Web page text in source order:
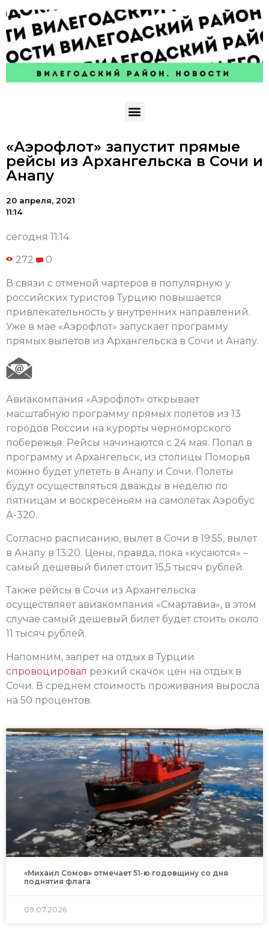
«Аэрофлот» запустит прямые
рейсы из Архангельска в Сочи и
Анапу
20 апреля, 2021
11:14
сегодня 11:14
272 0
В связи с отменой чартеров в популярную у
российских туристов Турцию повышается
привлекательность у внутренних направлений.
Уже в мае «Аэрофлот» запускает программу
прямых вылетов из Архангельска в Сочи и Анапу.
Авиакомпания «Аэрофлот» открывает
масштабную программу прямых полётов из 13
городов России на курорты черноморского
побережья. Рейсы начинаются с 24 мая. Попал в
программу и Архангельск, из столицы Поморья
можно будет улететь в Анапу и Сочи. Полеты
будут осуществляться дважды в неделю по
пятницам и воскресеньям на самолетах Аэробус
А-320.
Согласно расписанию, вылет в Сочи в 19:55, вылет
в Анапу в 13:20. Цены, правда, пока «кусаются» –
самый дешевый билет стоит 15,5 тысяч рублей.
Также рейсы в Сочи из Архангельска
осуществляет авиакомпания «Смартавиа», в этом
случае самый дешевый билет будет стоить около
11 тысяч рублей.
Напомним, запрет на отдых в Турции
спровоцировал резкий скачок цен на отдых в
Сочи. В среднем стоимость проживания выросла
на 50 процентов.
«Михаил Сомов» отмечает 51-ю годовщину со дня
поднятия флага
09.07.2026